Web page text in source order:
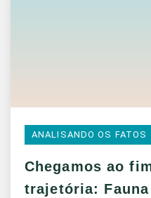
ANALISANDO OS FATOS
Chegamos ao
trajetória: